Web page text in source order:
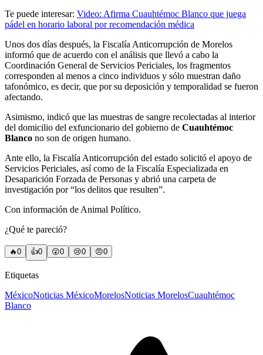
Te puede interesar: Video: Afirma Cuauhtémoc Blanco que juega
pádel en horario laboral por recomendación médica
Unos dos días después, la Fiscalía Anticorrupción de Morelos
informó que de acuerdo con el análisis que llevó a cabo la
Coordinación General de Servicios Periciales, los fragmentos
corresponden al menos a cinco individuos y sólo muestran daño
tafonómico, es decir, que por su deposición y temporalidad se fueron
afectando.
Asimismo, indicó que las muestras de sangre recolectadas al interior
del domicilio del exfuncionario del gobierno de Cuauhtémoc
Blanco no son de origen humano.
Ante ello, la Fiscalía Anticorrupción del estado solicitó el apoyo de
Servicios Periciales, así como de la Fiscalía Especializada en
Desaparición Forzada de Personas y abrió una carpeta de
investigación por “los delitos que resulten”.
Con información de Animal Político.
¿Qué te pareció?
🔥0 👍0 😲0 😢0 😠0
Etiquetas
MéxicoNoticias MéxicoMorelosNoticias MorelosCuauhtémoc
Blanco